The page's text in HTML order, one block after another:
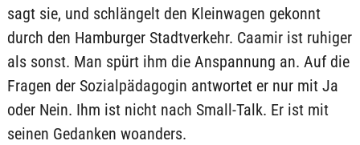
sagt sie, und schlängelt den Kleinwagen gekonnt
durch den Hamburger Stadtverkehr. Caamir ist ruhiger
als sonst. Man spürt ihm die Anspannung an. Auf die
Fragen der Sozialpädagogin antwortet er nur mit Ja
oder Nein. Ihm ist nicht nach Small-Talk. Er ist mit
seinen Gedanken woanders.